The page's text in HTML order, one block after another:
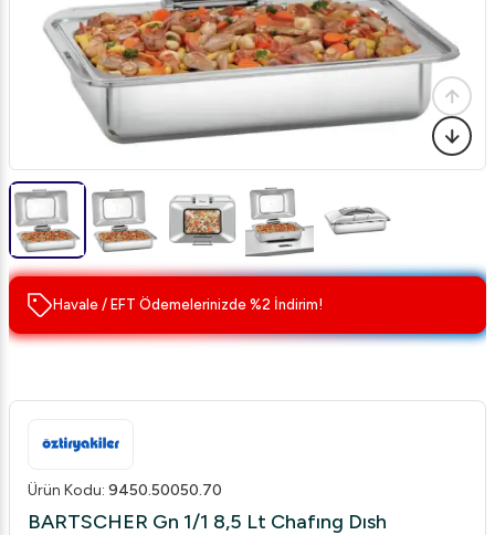
Havale / EFT Ödemelerinizde %2 İndirim!
Ürün Kodu: 9450.50050.70
BARTSCHER Gn 1/1 8,5 Lt Chafıng Dısh